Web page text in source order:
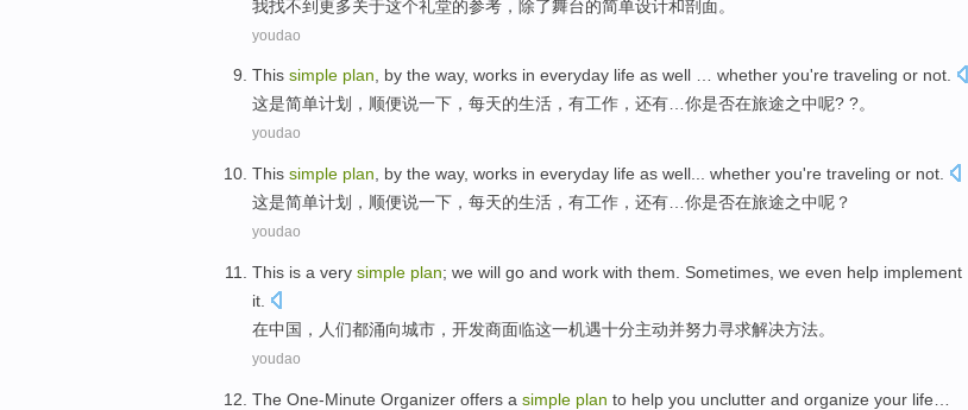
我找不到 更多关于这个礼堂的参考， 除了舞台的简单设计和剖面。
youdao
This simple plan, by the way, works in everyday life as well … whether you're traveling or not.
这是简单计划 ， 顺便说一下， 每天的生活 ，有工作 ， 还有…你是否在旅途之中呢? ?。
youdao
This simple plan by the way, works in everyday life as well whether you're traveling or not.
这是简单计划 ， 顺便说一下， 每天的生活 ，有工作 ， 还有 你是否在旅途之中呢？
youdao
This is a very simple plan; we will go and work with them. Sometimes, we even help implement
it.
在中国， 人们都涌向城市， 开发商面临这一机遇十分主动并努力寻求解决方法。
youdao
The One-Minute Organizer offers a simple plan to help you unclutter and organize your life